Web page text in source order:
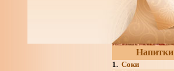
Напитки
1. Соки